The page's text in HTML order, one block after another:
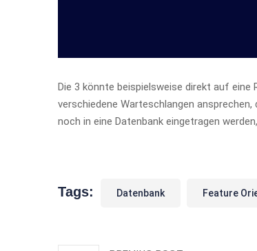
Die 3 könnte beispielsweise direkt auf eine
verschiedene Warteschlangen
noch in eine Datenbank eingetragen
Tags: Datenbank Feature